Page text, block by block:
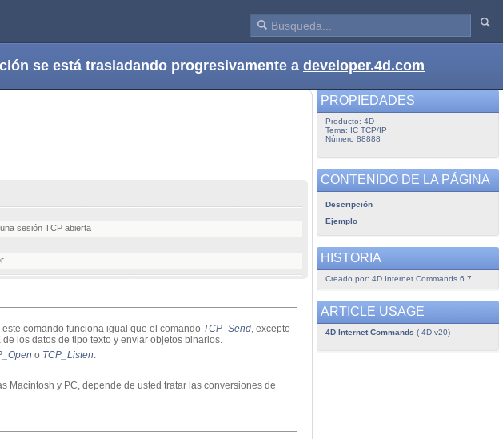
se está trasladando progresivamente a developer.4d.com
sesión TCP abierta
comando funciona igual que el comando TCP_Send, excepto
los datos de tipo texto y enviar objetos binarios.
o TCP_Listen.
Macintosh y PC, depende de usted tratar las conversiones de
PROPIEDADES
Producto: 4D
Tema: IC TCP/IP
Número 88888
CONTENIDO DE LA PÁGINA
Descripción
Ejemplo
HISTORIA
Creado por: 4D Internet Commands 6.7
ARTICLE USAGE
4D Internet Commands ( 4D v20)